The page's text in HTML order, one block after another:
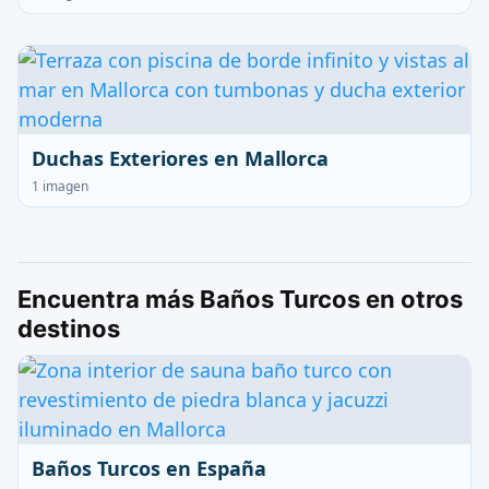
Duchas Exteriores en Mallorca
1 imagen
Encuentra más Baños Turcos en otros
destinos
Baños Turcos en España